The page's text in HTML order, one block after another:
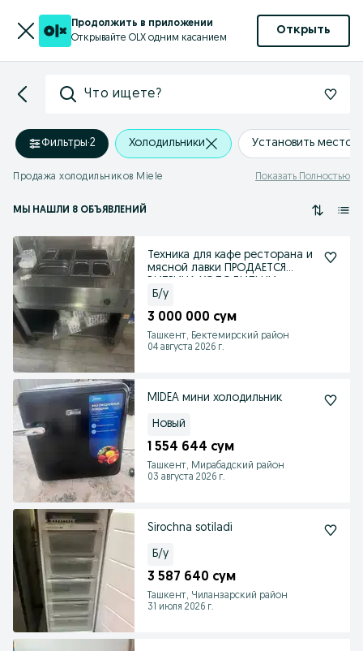
Продолжить в приложении
Открывайте OLX одним касанием
Открыть
Что ищете?
Фильтры·2 Холодильники Установить
Продажа холодильников Miele Показать Полностью
МЫ НАШЛИ 8 ОБЪЯВЛЕНИЙ
Техника для кафе ресторана и
мясной лавки ПРОДАЕТСЯ
Б/у
3 000 000 сум
Ташкент, Бектемирский район
04 августа 2026 г.
MIDEA мини холодильник
Новый
1 554 644 сум
Ташкент, Мирабадский район
03 августа 2026 г.
Sirochna sotiladi
Б/у
3 587 640 сум
Ташкент, Чиланзарский район
31 июля 2026 г.